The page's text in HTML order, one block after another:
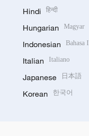
Hindi हिन्दी
Hungarian Magyar
Indonesian Bahasa
Italian Italiano
Japanese 日本語
Korean 한국어